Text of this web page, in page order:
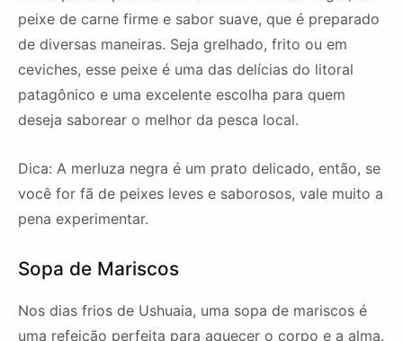
peixe de carne firme e sabor suave, que é preparado
de diversas maneiras. Seja grelhado, frito ou em
ceviches, esse peixe é uma das delícias do litoral
patagônico e uma excelente escolha para quem
deseja saborear o melhor da pesca local.
Dica: A merluza negra é um prato delicado, então, se
você for fã de peixes leves e saborosos, vale muito a
pena experimentar.
Sopa de Mariscos
Nos dias frios de Ushuaia, uma sopa de mariscos é
uma refeição perfeita para aquecer o corpo e a alma.